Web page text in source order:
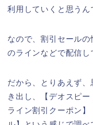
利用していくと思うん
なので、割引セール
のラインなどで配信し
だから、とりあえず
き出し、【デオスピ
ライン割引クーポン